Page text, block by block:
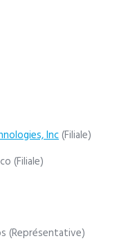
Inc (Filiale)
(Filiale)
(Représentative)